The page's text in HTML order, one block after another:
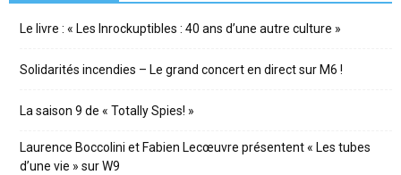
Le livre : « Les Inrockuptibles : 40 ans d’une autre culture »
Solidarités incendies – Le grand concert en direct sur M6 !
La saison 9 de « Totally Spies! »
Laurence Boccolini et Fabien Lecœuvre présentent « Les tubes
d’une vie » sur W9